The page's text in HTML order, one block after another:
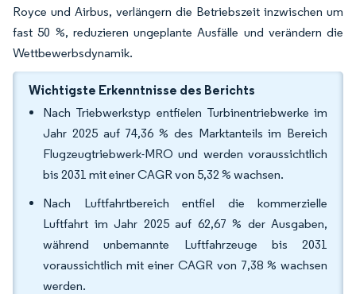
Royce und Airbus, verlängern die Betriebszeit inzwischen um
fast 50 %, reduzieren ungeplante Ausfälle und verändern die
Wettbewerbsdynamik.
Wichtigste Erkenntnisse des Berichts
Nach Triebwerkstyp entfielen Turbinentriebwerke im
Jahr 2025 auf 74,36 % des Marktanteils im Bereich
Flugzeugtriebwerk-MRO und werden voraussichtlich
bis 2031 mit einer CAGR von 5,32 % wachsen.
Nach Luftfahrtbereich entfiel die kommerzielle
Luftfahrt im Jahr 2025 auf 62,67 % der Ausgaben,
während unbemannte Luftfahrzeuge bis 2031
voraussichtlich mit einer CAGR von 7,38 % wachsen
werden.